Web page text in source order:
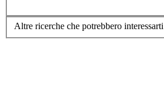
Altre ricerche che potrebbero interessarti